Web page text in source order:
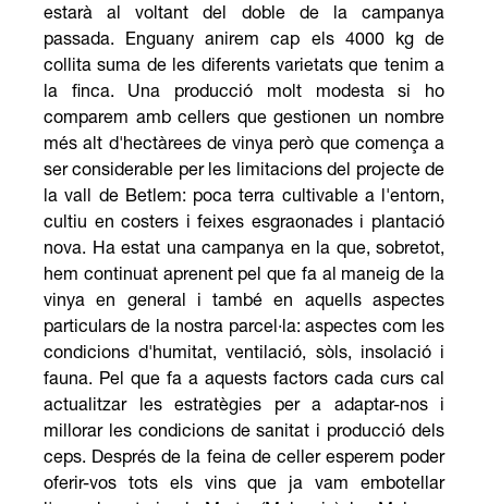
estarà al voltant del doble de la campanya
passada. Enguany anirem cap els 4000 kg de
collita suma de les diferents varietats que tenim a
la finca. Una producció molt modesta si ho
comparem amb cellers que gestionen un nombre
més alt d'hectàrees de vinya però que comença a
ser considerable per les limitacions del projecte de
la vall de Betlem: poca terra cultivable a l'entorn,
cultiu en costers i feixes esgraonades i plantació
nova. Ha estat una campanya en la que, sobretot,
hem continuat aprenent pel que fa al maneig de la
vinya en general i també en aquells aspectes
particulars de la nostra parcel·la: aspectes com les
condicions d'humitat, ventilació, sòls, insolació i
fauna. Pel que fa a aquests factors cada curs cal
actualitzar les estratègies per a adaptar-nos i
millorar les condicions de sanitat i producció dels
ceps. Després de la feina de celler esperem poder
oferir-vos tots els vins que ja vam embotellar